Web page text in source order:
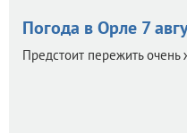
Погода в Орле 7
Предстоит пережить очень